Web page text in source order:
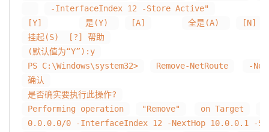
-InterfaceIndex 12 -Store Active"
[Y]
是(Y) [A] 全是(A)
[N]
挂起(S) [?] 帮助
(默认值为“Y”):y
PS C:\Windows\system32>
Remove-NetRoute
-
确认
是否确实要执行此操作?
Performing operation
"Remove" on Target
0.0.0.0/0 -InterfaceIndex 12 -NextHop 10.0.0.1 -